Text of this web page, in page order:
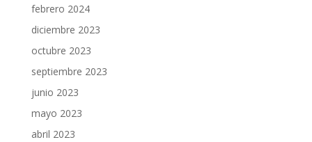
febrero 2024
diciembre 2023
octubre 2023
septiembre 2023
junio 2023
mayo 2023
abril 2023